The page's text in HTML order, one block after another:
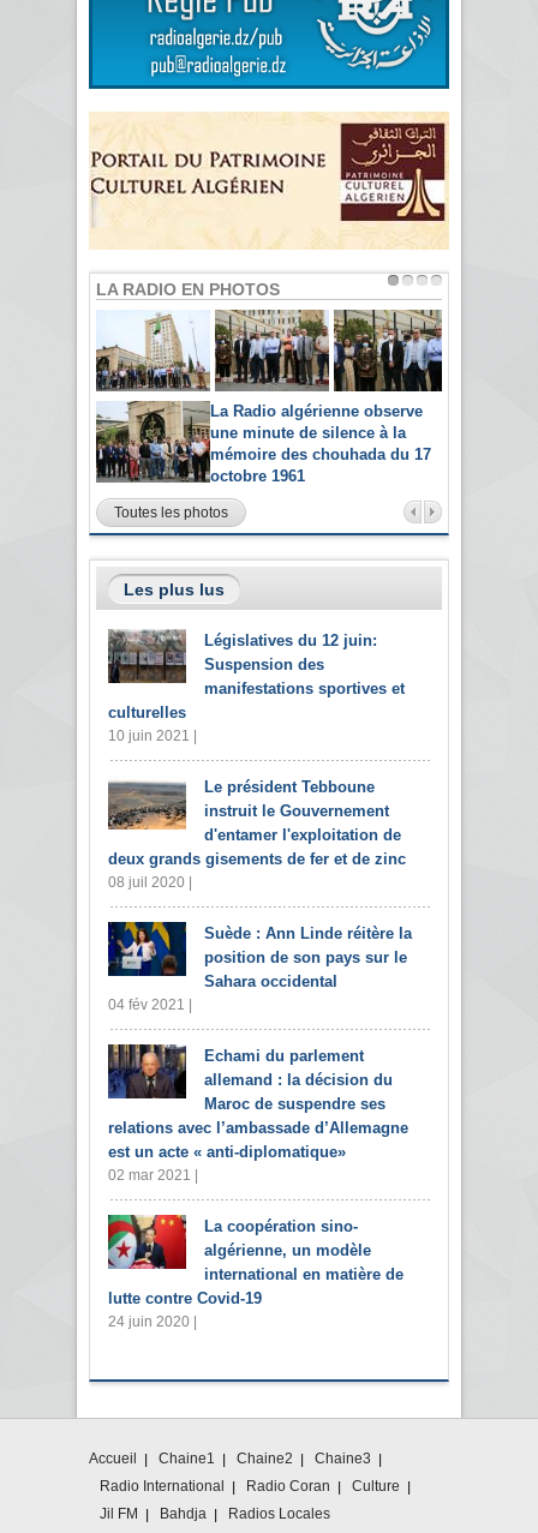
LA RADIO EN PHOTOS
La Radio algérienne observe
une minute de silence à la
mémoire des chouhada du 17
octobre 1961
Toutes les photos
Les plus lus
Législatives du 12 juin:
Suspension des
manifestations sportives et
culturelles
10 juin 2021 |
Le président Tebboune
instruit le Gouvernement
d'entamer l'exploitation de
deux grands gisements de fer et de zinc
08 juil 2020 |
Suède : Ann Linde réitère la
position de son pays sur le
Sahara occidental
04 fév 2021 |
Echami du parlement
allemand : la décision du
Maroc de suspendre ses
relations avec l’ambassade d’Allemagne
est un acte « anti-diplomatique»
02 mar 2021 |
La coopération sino-
algérienne, un modèle
international en matière de
lutte contre Covid-19
24 juin 2020 |
Accueil Chaine1 Chaine2
Chaine3
Radio International
Radio Coran
Culture
Jil FM
Bahdja
Radios Locales